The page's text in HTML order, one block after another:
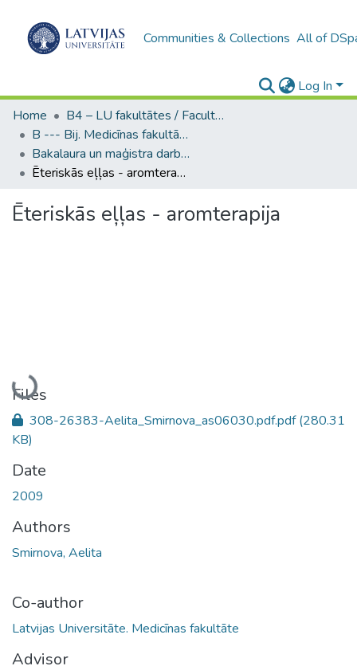
Communities & Collections All of
Log In
Home
B4 – LU fakultātes / Faculties of the UL
B --- Bij. Medicīnas fakultātes studentu noslēguma darbi / Faculty of Medicine - Graduate works
Bakalaura un maģistra darbi (MF) / Bachelor's and Master's theses
Ēteriskās eļļas - aromterapija
Ēteriskās eļļas - aromterapija
Loading...
Files
308-26383-Aelita_Smirnova_as06030.pdf.pdf(280.31
KB)
Date
2009
Authors
Smirnova, Aelita
Co-author
Latvijas Universitāte. Medicīnas fakultāte
Advisor